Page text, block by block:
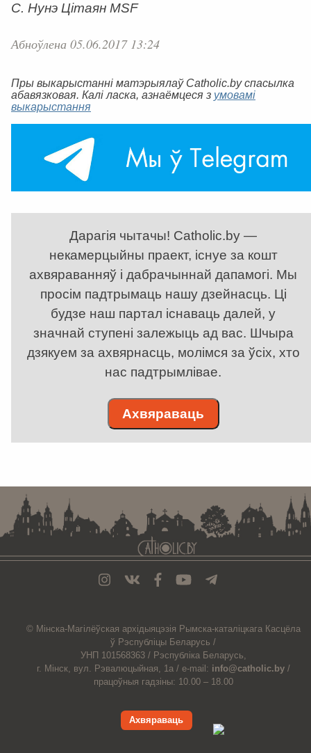
С. Нунэ Цітаян MSF
Абноўлена 05.06.2017 13:24
Пры выкарыстанні матэрыялаў Catholic.by спасылка
абавязковая. Калі ласка, азнаёмцеся з умовамі
выкарыстання
Дарагія чытачы! Catholic.by —
некамерцыйны праект, існуе за кошт
ахвяраванняў і дабрачыннай дапамогі. Мы
просім падтрымаць нашу дзейнасць. Ці
будзе наш партал існаваць далей, у
значнай ступені залежыць ад вас. Шчыра
дзякуем за ахвярнасць, молімся за ўсіх, хто
нас падтрымлівае.
Ахвяраваць
© Мiнска-Магiлёўская архiдыяцэзiя Рымска-каталіцкага Касцёла
ў Рэспубліцы Беларусь /
УНП 101568363 / Рэспубліка Беларусь,
г. Мінск, вул. Рэвалюцыйная, 1а / e-mail: info@catholic.by /
працоўныя гадзіны: 10.00 – 18.00
Ахвяраваць